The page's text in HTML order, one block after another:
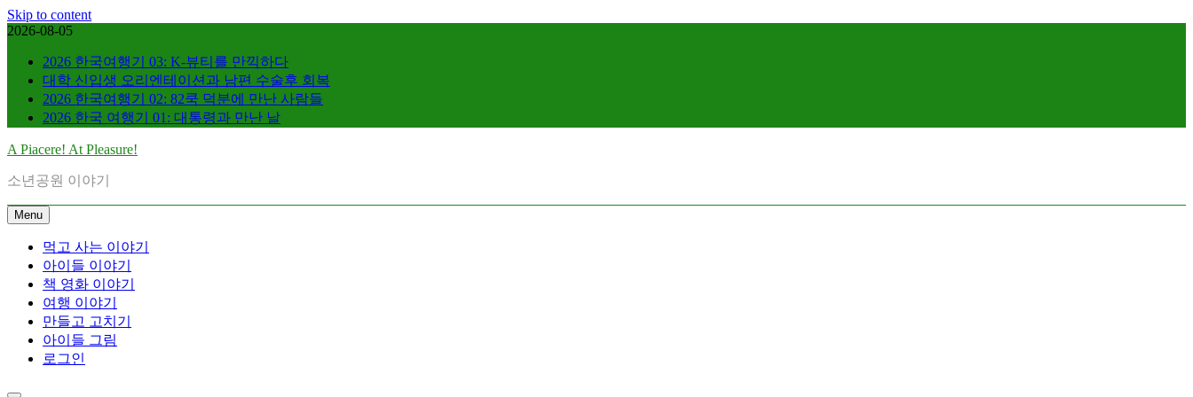
Skip to content
2026-08-05
2026 한국여행기 03: K-뷰티를 만끽하다
대학 신입생 오리엔테이션과 남편 수술후 회복
2026 한국여행기 02: 82쿡 덕분에 만난 사람들
2026 한국 여행기 01: 대통령과 만난 날
A Piacere! At Pleasure!
소년공원 이야기
Menu
먹고 사는 이야기
아이들 이야기
책 영화 이야기
여행 이야기
만들고 고치기
아이들 그림
로그인